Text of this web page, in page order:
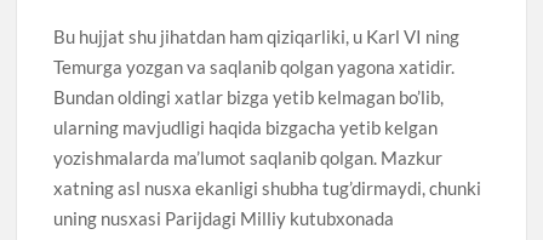
Bu hujjat shu jihatdan ham qiziqarliki, u Karl VI ning
Temurga yozgan va saqlanib qolgan yagona xatidir.
Bundan oldingi xatlar bizga yetib kelmagan bo’lib,
ularning mavjudligi haqida bizgacha yetib kelgan
yozishmalarda ma’lumot saqlanib qolgan. Mazkur
xatning asl nusxa ekanligi shubha tug’dirmaydi, chunki
uning nusxasi Parijdagi Milliy kutubxonada